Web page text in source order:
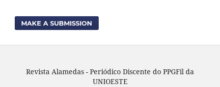
MAKE A SUBMISSION
Revista Alamedas - Periódico Discente do PPGFil da
UNIOESTE